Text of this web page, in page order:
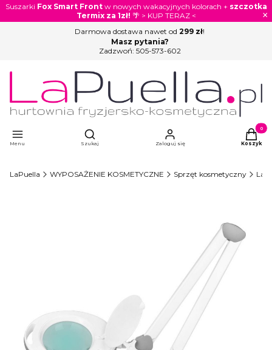
Suszarki Fox Smart Frontw nowych wakacyjnych kolorach + szczotka
Termix za 1zł! 🌴 > KUP TERAZ < ×
Darmowa dostawa nawet od 299 zł!
Masz pytania?
Zadzwoń: 505-573-602
Menu
Otwórz wyszukiwarkę
Szukaj Zaloguj się Koszyk
LaPuella WYPOSAŻENIE KOSMETYCZNE Sprzęt kosmetyczny